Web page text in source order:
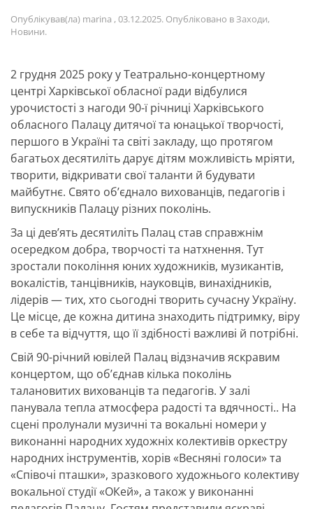
Опублікував(ла) marina ,03.12.2025. Опубліковано вЗаходи,
Новини.
2 грудня 2025 року у Театрально-концертному
центрі Харківської обласної ради відбулися
урочистості з нагоди 90-ї річниці Харківського
обласного Палацу дитячої та юнацької творчості,
першого в Україні та світі закладу, що протягом
багатьох десятиліть дарує дітям можливість мріяти,
творити, відкривати свої таланти й будувати
майбутнє. Свято об’єднало вихованців, педагогів і
випускників Палацу різних поколінь.
За ці дев’ять десятиліть Палац став справжнім
осередком добра, творчості та натхнення. Тут
зростали покоління юних художників, музикантів,
вокалістів, танцівників, науковців, винахідників,
лідерів — тих, хто сьогодні творить сучасну Україну.
Це місце, де кожна дитина знаходить підтримку, віру
в себе та відчуття, що її здібності важливі й потрібні.
Свій 90-річний ювілей Палац відзначив яскравим
концертом, що об’єднав кілька поколінь
талановитих вихованців та педагогів. У залі
панувала тепла атмосфера радості та вдячності.. На
сцені пролунали музичні та вокальні номери у
виконанні народних художніх колективів оркестру
народних інструментів, хорів «Весняні голоси» та
«Співочі пташки», зразкового художнього колективу
вокальної студії «ОКей», а також у виконанні